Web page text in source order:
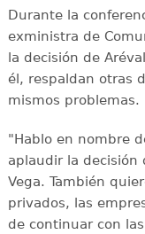
Durante la
exministra de
la decisión de
él, respaldan otras
mismos problemas.
"Hablo en nombre
aplaudir la decisión
Vega. También
privados, las
de continuar con